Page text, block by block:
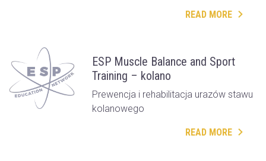
READ MORE
ESP Muscle Balance and Sport
Training – kolano
Prewencja i rehabilitacja urazów stawu
kolanowego
READ MORE